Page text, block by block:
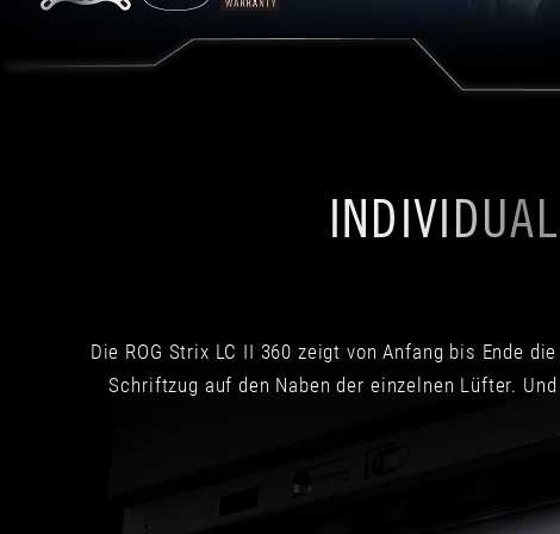
Die ROG Strix LC II 360 zeigt von Anfang bis Ende
Schriftzug auf den Naben der einzelnen Lüfter.